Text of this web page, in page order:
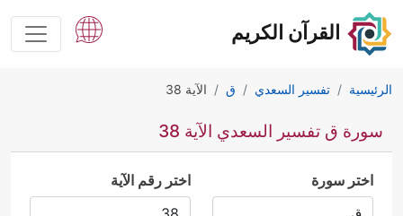
القرآن الكريم
الرئيسية تفسير السعدي ق الآية 38
سورة ق تفسير السعدي الآية 38
اختر سورة اختر رقم الآية